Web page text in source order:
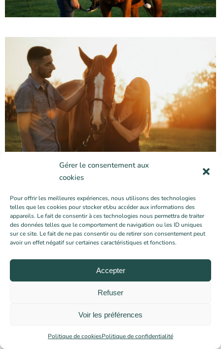
Gérer le consentement aux
cookies
Pour offrir les meilleures expériences, nous utilisons des technologies
telles que les cookies pour stocker et/ou accéder aux informations des
appareils. Le fait de consentir à ces technologies nous permettra de traiter
des données telles que le comportement de navigation ou les ID uniques
sur ce site. Le fait de ne pas consentir ou de retirer son consentement peut
avoir un effet négatif sur certaines caractéristiques et fonctions.
Accepter
Refuser
Voir les préférences
Politique de cookiesPolitique de confidentialité